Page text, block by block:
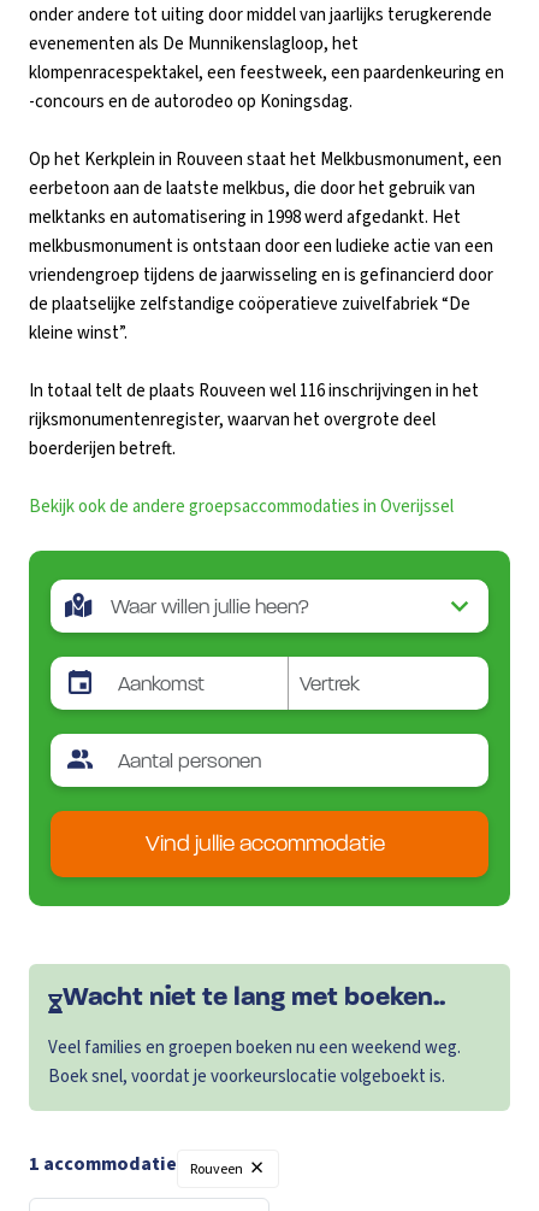
onder andere tot uiting door middel van jaarlijks terugkerende
evenementen als De Munnikenslagloop, het
klompenracespektakel, een feestweek, een paardenkeuring en
-concours en de autorodeo op Koningsdag.
Op het Kerkplein in Rouveen staat het Melkbusmonument, een
eerbetoon aan de laatste melkbus, die door het gebruik van
melktanks en automatisering in 1998 werd afgedankt. Het
melkbusmonument is ontstaan door een ludieke actie van een
vriendengroep tijdens de jaarwisseling en is gefinancierd door
de plaatselijke zelfstandige coöperatieve zuivelfabriek “De
kleine winst”.
In totaal telt de plaats Rouveen wel 116 inschrijvingen in het
rijksmonumentenregister, waarvan het overgrote deel
boerderijen betreft.
Bekijk ook de andere groepsaccommodaties in Overijssel
Vind jullie accommodatie
Wacht niet te lang met boeken..
Veel families en groepen boeken nu een weekend weg.
Boek snel, voordat je voorkeurslocatie volgeboekt is.
1 accommodatie Rouveen ×